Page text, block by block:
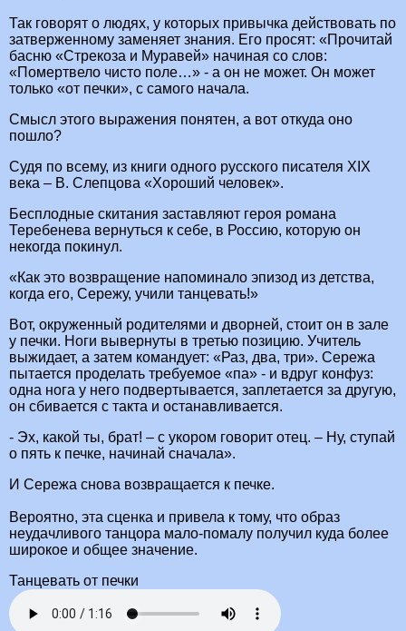
Так говорят о людях, у которых привычка действовать по
затверженному заменяет знания. Его просят: «Прочитай
басню «Стрекоза и Муравей» начиная со слов:
«Помертвело чисто поле…» - а он не может. Он может
только «от печки», с самого начала.
Смысл этого выражения понятен, а вот откуда оно
пошло?
Судя по всему, из книги одного русского писателя XIX
века – В. Слепцова «Хороший человек».
Бесплодные скитания заставляют героя романа
Теребенева вернуться к себе, в Россию, которую он
некогда покинул.
«Как это возвращение напоминало эпизод из детства,
когда его, Сережу, учили танцевать!»
Вот, окруженный родителями и дворней, стоит он в зале
у печки. Ноги вывернуты в третью позицию. Учитель
выжидает, а затем командует: «Раз, два, три». Сережа
пытается проделать требуемое «па» - и вдруг конфуз:
одна нога у него подвертывается, заплетается за другую,
он сбивается с такта и останавливается.
- Эх, какой ты, брат! – с укором говорит отец. – Ну, ступай
о пять к печке, начинай сначала».
И Сережа снова возвращается к печке.
Вероятно, эта сценка и привела к тому, что образ
неудачливого танцора мало-помалу получил куда более
широкое и общее значение.
Танцевать от печки